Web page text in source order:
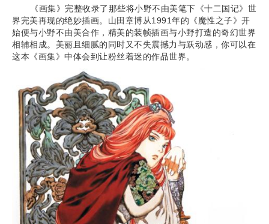
《画集》完整收录了那些将小野不由美笔下《十二国记》世
界完美再现的绝妙插画。山田章博从1991年的《魔性之子》开
始便与小野不由美合作，精美的装帧插画与小野打造的奇幻世界
相辅相成。美丽且细腻的同时又不失震撼力与跃动感，你可以在
这本《画集》中体会到让粉丝着迷的作品世界。